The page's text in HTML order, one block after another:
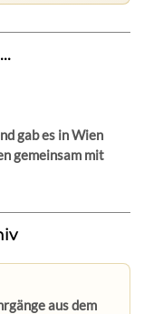
gab es in Wien
gemeinsam mit
aus dem